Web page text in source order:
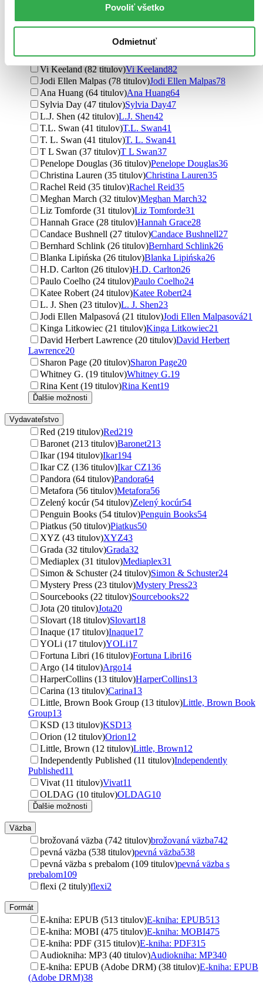
Povoliť všetko
Odmietnuť
Autor
Elle Kennedy (97 titulov)Elle Kennedy
Oscar Wilde (93 titulov)Oscar Wilde93
Vi Keeland (82 titulov)Vi Keeland82
Jodi Ellen Malpas (78 titulov)Jodi Ellen Malpas78
Ana Huang (64 titulov)Ana Huang64
Sylvia Day (47 titulov)Sylvia Day47
L.J. Shen (42 titulov)L.J. Shen42
T.L. Swan (41 titulov)T.L. Swan41
T. L. Swan (41 titulov)T. L. Swan41
T L Swan (37 titulov)T L Swan37
Penelope Douglas (36 titulov)Penelope Douglas36
Christina Lauren (35 titulov)Christina Lauren35
Rachel Reid (35 titulov)Rachel Reid35
Meghan March (32 titulov)Meghan March32
Liz Tomforde (31 titulov)Liz Tomforde31
Hannah Grace (28 titulov)Hannah Grace28
Candace Bushnell (27 titulov)Candace Bushnell27
Bernhard Schlink (26 titulov)Bernhard Schlink26
Blanka Lipińska (26 titulov)Blanka Lipińska26
H.D. Carlton (26 titulov)H.D. Carlton26
Paulo Coelho (24 titulov)Paulo Coelho24
Katee Robert (24 titulov)Katee Robert24
L. J. Shen (23 titulov)L. J. Shen23
Jodi Ellen Malpasová (21 titulov)Jodi Ellen Malpasová21
Kinga Litkowiec (21 titulov)Kinga Litkowiec21
David Herbert Lawrence (20 titulov)David Herbert
Lawrence20
Sharon Page (20 titulov)Sharon Page20
Whitney G. (19 titulov)Whitney G.19
Rina Kent (19 titulov)Rina Kent19
Ďalšie možnosti
Vydavateľstvo
Red (219 titulov)Red219
Baronet (213 titulov)Baronet213
Ikar (194 titulov)Ikar194
Ikar CZ (136 titulov)Ikar CZ136
Pandora (64 titulov)Pandora64
Metafora (56 titulov)Metafora56
Zelený kocúr (54 titulov)Zelený kocúr54
Penguin Books (54 titulov)Penguin Books54
Piatkus (50 titulov)Piatkus50
XYZ (43 titulov)XYZ43
Grada (32 titulov)Grada32
Mediaplex (31 titulov)Mediaplex31
Simon & Schuster (24 titulov)Simon & Schuster24
Mystery Press (23 titulov)Mystery Press23
Sourcebooks (22 titulov)Sourcebooks22
Jota (20 titulov)Jota20
Slovart (18 titulov)Slovart18
Inaque (17 titulov)Inaque17
YOLi (17 titulov)YOLi17
Fortuna Libri (16 titulov)Fortuna Libri16
Argo (14 titulov)Argo14
HarperCollins (13 titulov)HarperCollins13
Carina (13 titulov)Carina13
Little, Brown Book Group (13 titulov)Little, Brown Book
Group13
KSD (13 titulov)KSD13
Orion (12 titulov)Orion12
Little, Brown (12 titulov)Little, Brown12
Independently Published (11 titulov)Independently
Published11
Vivat (11 titulov)Vivat11
OLDAG (10 titulov)OLDAG10
Ďalšie možnosti
Väzba
brožovaná väzba (742 titulov)brožovaná väzba742
pevná väzba (538 titulov)pevná väzba538
pevná väzba s prebalom (109 titulov)pevná väzba s
prebalom109
flexi (2 tituly)flexi2
Formát
E-kniha: EPUB (513 titulov)E-kniha: EPUB513
E-kniha: MOBI (475 titulov)E-kniha: MOBI475
E-kniha: PDF (315 titulov)E-kniha: PDF315
Audiokniha: MP3 (40 titulov)Audiokniha: MP340
E-kniha: EPUB (Adobe DRM) (38 titulov)E-kniha: EPUB
(Adobe DRM)38